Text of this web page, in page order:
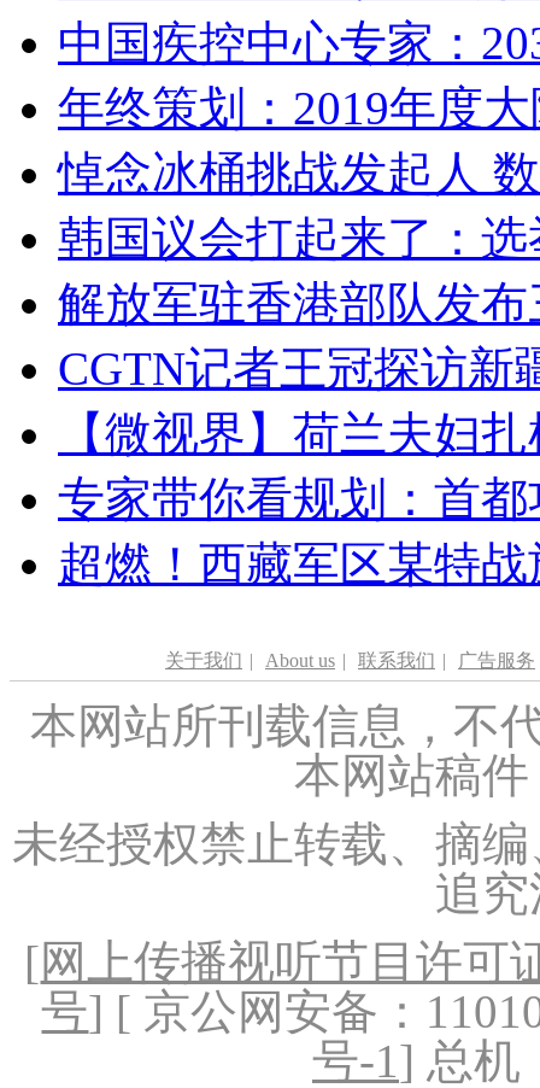
中国疾控中心专家：
年终策划：2019年度
悼念冰桶挑战发起人
韩国议会打起来了：
解放军驻香港部队发
CGTN记者王冠探访新
【微视界】荷兰夫妇
专家带你看规划：首
超燃！西藏军区某特
关于我们 | About us | 联系我们 | 广告服务
本网站所刊载信息，不
本网站稿
未经授权禁止转载、摘
追
[网上传播视听节目许可
号] [ 京公网安备：
号-1] 总机